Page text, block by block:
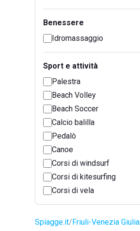
Benessere
Idromassaggio
Sport e attività
Palestra
Beach Volley
Beach Soccer
Calcio balilla
Pedalò
Canoe
Corsi di windsurf
Corsi di kitesurfing
Corsi di vela
Spiagge.it Friuli-Venezia Giulia